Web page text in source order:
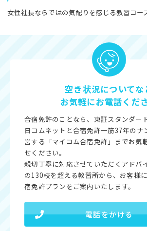
女性社長ならではの気配りを感じる教習コー
空き状況についてな
お気軽にお電話くだ
合宿免許のことなら、東証スタンダー
日コムネットと合宿免許一筋37年のナ
営する「マイコム合宿免許」までお気
せください。
親切丁寧に対応させていただくアドバ
の130校を超える教習所から、お客様
宿免許プランをご案内いたします。
電話をかける